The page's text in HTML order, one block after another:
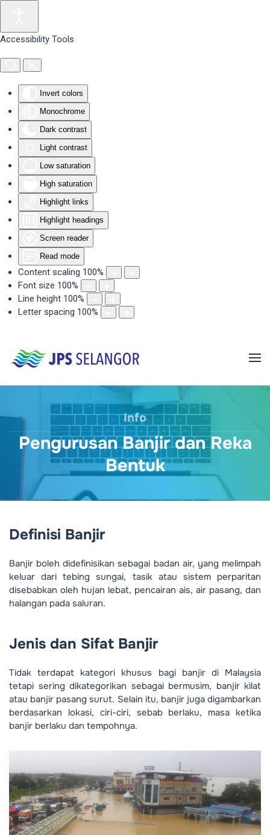
Accessibility Tools
Invert colors
Monochrome
Dark contrast
Light contrast
Low saturation
High saturation
Highlight links
Highlight headings
Screen reader
Read mode
Content scaling 100%
Font size 100%
Line height 100%
Letter spacing 100%
Skip to main content
Info
Pengurusan Banjir dan Reka
Bentuk
Definisi Banjir
Banjir boleh didefinisikan sebagai badan air, yang melimpah
keluar dari tebing sungai, tasik atau sistem perparitan
disebabkan oleh hujan lebat, pencairan ais, air pasang, dan
halangan pada saluran.
Jenis dan Sifat Banjir
Tidak terdapat kategori khusus bagi banjir di Malaysia
tetapi sering dikategorikan sebagai bermusim, banjir kilat
atau banjir pasang surut. Selain itu, banjir juga digambarkan
berdasarkan lokasi, ciri-ciri, sebab berlaku, masa ketika
banjir berlaku dan tempohnya.